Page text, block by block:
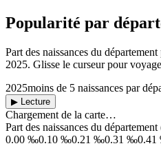
Popularité par
Part des naissances du
2025. Glisse le curseur pour
2025moins de 5 naissances par
▶ Lecture
Chargement de la carte…
Part des naissances du
0.00 ‰0.10 ‰0.21 ‰0.31 ‰